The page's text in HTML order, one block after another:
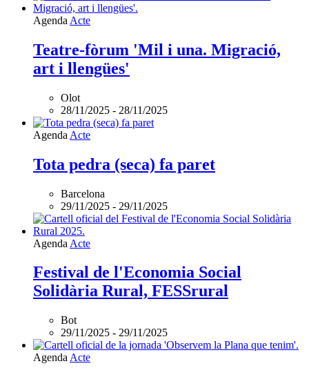
Agenda Acte
Teatre-fòrum 'Mil i una. Migració,
art i llengües'
Olot
28/11/2025 - 28/11/2025
Agenda Acte
Tota pedra (seca) fa paret
Barcelona
29/11/2025 - 29/11/2025
Agenda Acte
Festival de l'Economia Social
Solidària Rural, FESSrural
Bot
29/11/2025 - 29/11/2025
Agenda Acte